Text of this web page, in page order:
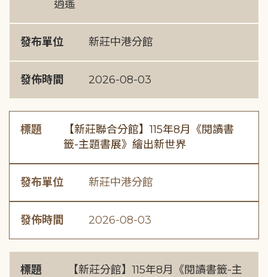
逍遙
發布單位 新莊中港分館
發佈時間 2026-08-03
標題
【新莊聯合分館】115年8月《閱讀書
籤-主題書展》繪出新世界
發布單位 新莊中港分館
發佈時間 2026-08-03
標題
【新莊分館】115年8月《閱讀書籤-主